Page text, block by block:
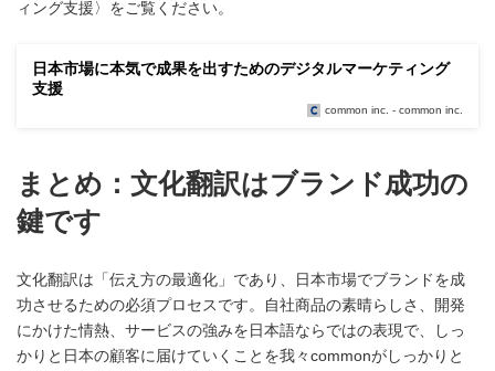
ィング支援〉をご覧ください。
日本市場に本気で成果を出すためのデジタルマーケティング
支援
common inc. - common inc.
まとめ：文化翻訳はブランド成功の
鍵です
文化翻訳は「伝え方の最適化」であり、日本市場でブランドを成
功させるための必須プロセスです。自社商品の素晴らしさ、開発
にかけた情熱、サービスの強みを日本語ならではの表現で、しっ
かりと日本の顧客に届けていくことを我々commonがしっかりと